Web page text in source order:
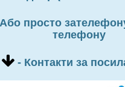
просто
телефону
- Контакти за